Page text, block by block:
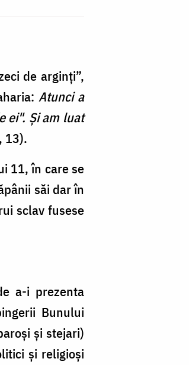
de arginţi”,
Atunci a
ei". Şi am luat
13).
11, în care se
săi dar în
sclav fusese
a-i prezenta
Bunului
şi stejari)
şi religioşi